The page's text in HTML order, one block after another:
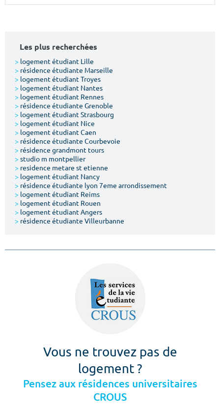
m² m²
Votre date d'entrée
Chercher
Les plus recherchées
> logement étudiant Lille
> résidence étudiante Marseille
> logement étudiant Troyes
> logement étudiant Nantes
> logement étudiant Rennes
> résidence étudiante Grenoble
> logement étudiant Strasbourg
> logement étudiant Nice
> logement étudiant Caen
> résidence étudiante Courbevoie
> résidence grandmont tours
> studio m montpellier
> residence metare st etienne
> logement étudiant Nancy
> résidence étudiante lyon 7eme arrondissement
> logement étudiant Reims
> logement étudiant Rouen
> logement étudiant Angers
> résidence étudiante Villeurbanne
Vous ne trouvez pas de
logement ?
Pensez aux résidences universitaires
CROUS